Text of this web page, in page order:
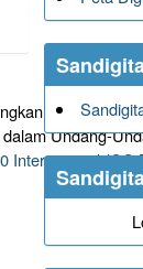
oleh
Undang-
International (CC